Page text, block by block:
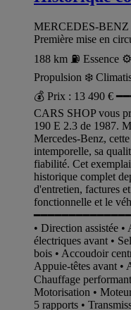
MERCEDES-BENZ
Première mise en
188 km ⛽ Essence
Propulsion ❄️
💰 Prix : 13 490 €
CARS SHOP vous
190 E 2.3 de 1987.
Mercedes-Benz,
intemporelle, sa
fiabilité. Cet
historique complet
d'entretien, factures
fonctionnelle et le
• Direction assistée
électriques avant •
bois • Accoudoir
Appuie-têtes avant •
Chauffage
Motorisation •
5 rapports •